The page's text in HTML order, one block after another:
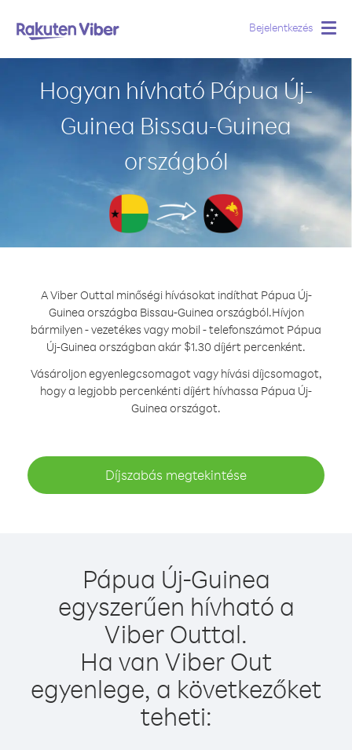
Bejelentkezés
Hogyan hívható Pápua Új-
Guinea Bissau-Guinea
országból
A Viber Outtal minőségi hívásokat indíthat Pápua Új-
Guinea országba Bissau-Guinea országból.Hívjon
bármilyen - vezetékes vagy mobil - telefonszámot Pápua
Új-Guinea országban akár $1.30 díjért percenként.
Vásároljon egyenlegcsomagot vagy hívási díjcsomagot,
hogy a legjobb percenkénti díjért hívhassa Pápua Új-
Guinea országot.
Díjszabás megtekintése
Pápua Új-Guinea
egyszerűen hívható a
Viber Outtal.
Ha van Viber Out
egyenlege, a következőket
teheti: